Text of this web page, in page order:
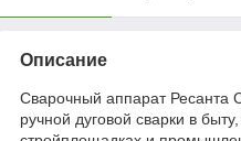
Описание
Сварочный аппарат Ресанта
ручной дуговой сварки в